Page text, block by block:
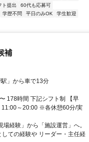
ト提出
60代も応募可
学歴不問 平日のみOK
学生歓迎
補
」から車で13分
178時間 下記シフト制 【早
11:00～20:00 ※各休憩60分/実
」から「施設運営」へ。
経験や リーダー・主任経